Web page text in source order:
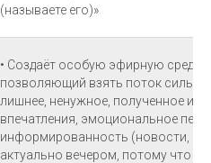
(называете его)»
• Создаёт особую эфирную среду
позволяющий взять поток силы
лишнее, ненужное, полученное из
впечатления, эмоциональное
информированность (новости,
актуально вечером, потому что